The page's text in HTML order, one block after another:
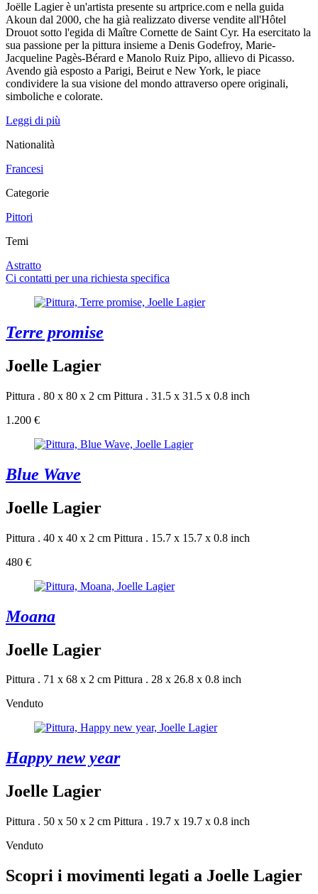
Joëlle Lagier è un'artista presente su artprice.com e nella guida
Akoun dal 2000, che ha già realizzato diverse vendite all'Hôtel
Drouot sotto l'egida di Maître Cornette de Saint Cyr. Ha esercitato la
sua passione per la pittura insieme a Denis Godefroy, Marie-
Jacqueline Pagès-Bérard e Manolo Ruiz Pipo, allievo di Picasso.
Avendo già esposto a Parigi, Beirut e New York, le piace
condividere la sua visione del mondo attraverso opere originali,
simboliche e colorate.
Leggi di più
Nationalità
Francesi
Categorie
Pittori
Temi
Astratto
Ci contatti per una richiesta specifica
Terre promise
Joelle Lagier
Pittura . 80 x 80 x 2 cm Pittura . 31.5 x 31.5 x 0.8 inch
1.200 €
Blue Wave
Joelle Lagier
Pittura . 40 x 40 x 2 cm Pittura . 15.7 x 15.7 x 0.8 inch
480 €
Moana
Joelle Lagier
Pittura . 71 x 68 x 2 cm Pittura . 28 x 26.8 x 0.8 inch
Venduto
Happy new year
Joelle Lagier
Pittura . 50 x 50 x 2 cm Pittura . 19.7 x 19.7 x 0.8 inch
Venduto
Scopri i movimenti legati a Joelle Lagier